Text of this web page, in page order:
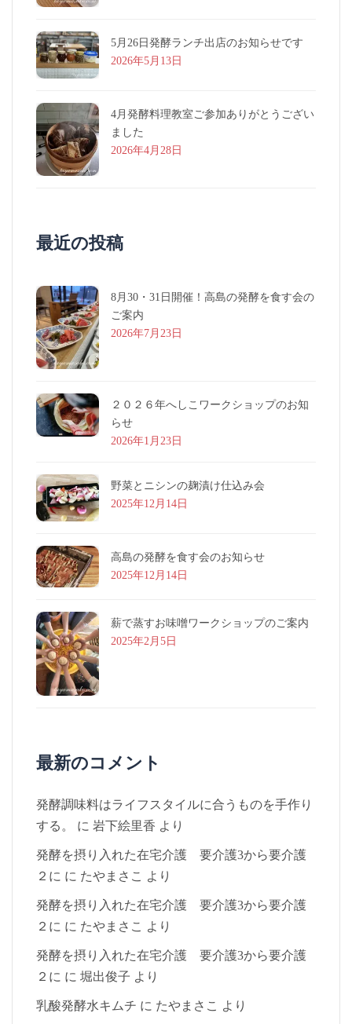
5月26日発酵ランチ出店のお知らせです
2026年5月13日
4月発酵料理教室ご参加ありがとうござい
ました
2026年4月28日
最近の投稿
8月30・31日開催！高島の発酵を食す会の
ご案内
2026年7月23日
２０２６年へしこワークショップのお知
らせ
2026年1月23日
野菜とニシンの麹漬け仕込み会
2025年12月14日
高島の発酵を食す会のお知らせ
2025年12月14日
薪で蒸すお味噌ワークショップのご案内
2025年2月5日
最新のコメント
発酵調味料はライフスタイルに合うものを手作り
する。
に 岩下絵里香 より
発酵を摂り入れた在宅介護 要介護3から要介護
２に に たやまさこ より
発酵を摂り入れた在宅介護 要介護3から要介護
２に に たやまさこ より
発酵を摂り入れた在宅介護 要介護3から要介護
２に に 堀出俊子 より
乳酸発酵水キムチ に たやまさこ より